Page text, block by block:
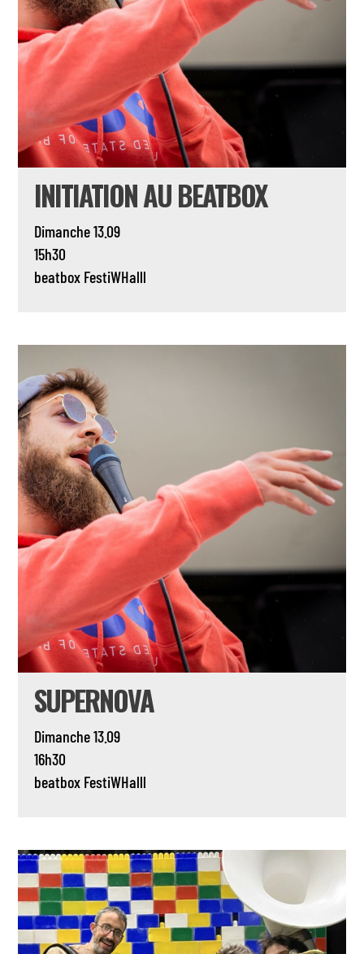
INITIATION AU BEATBOX
Dimanche 13.09
15h30
beatbox FestiWHalll
SUPERNOVA
Dimanche 13.09
16h30
beatbox FestiWHalll